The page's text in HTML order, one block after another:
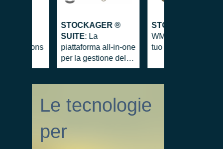
& Solutions
STOCKAGER ®
SUITE: La
piattaforma all-in-one
per la gestione del
magazzino
STOCKMAN
WMS che si adatta
tuo magazzino
Le tecnologie
per